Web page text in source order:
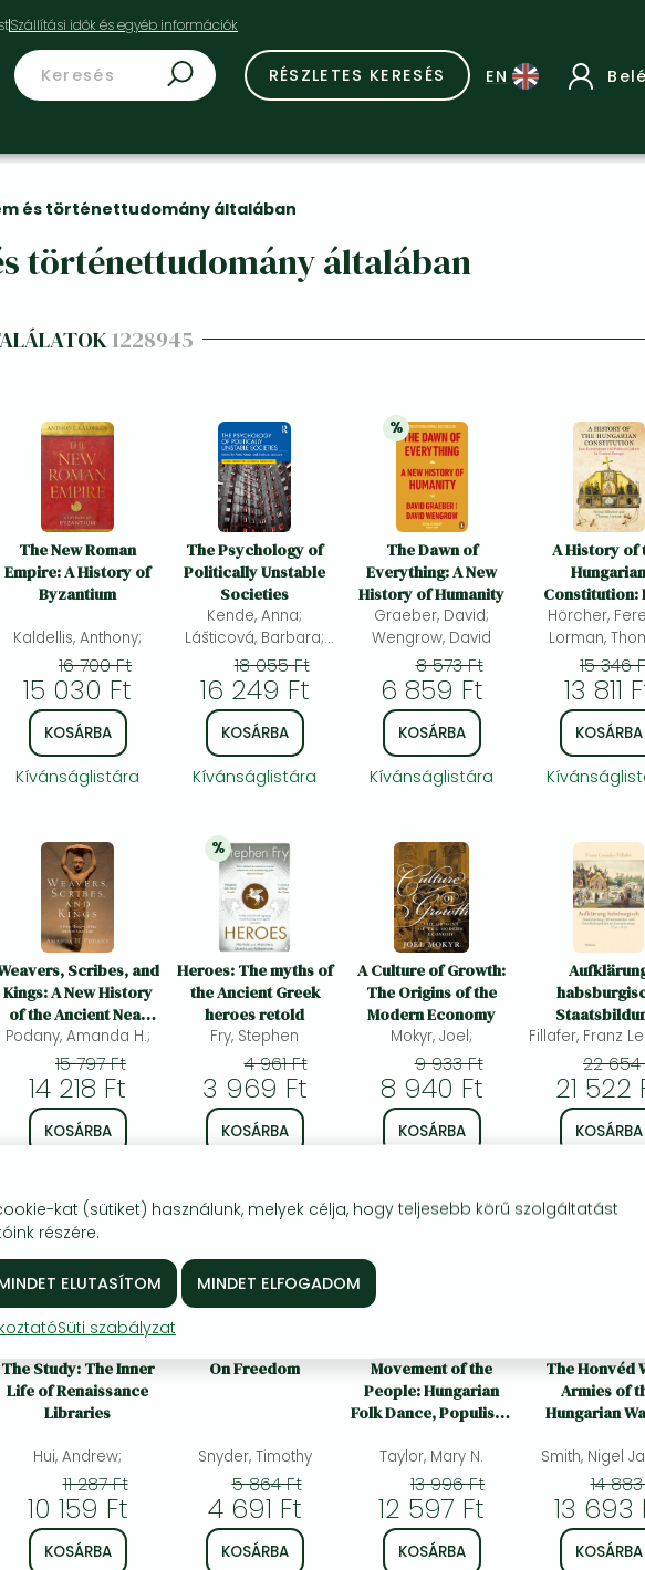
RÉSZLETES KERESÉS
és történettudomány általában
történettudomány általában
1228945
The New Roman
Empire: A History of
Byzantium
Kaldellis, Anthony;
16 700 Ft
15 030 Ft
KOSÁRBA
Kívánságlistára
The Psychology of
Politically Unstable
Societies
Kende, Anna;
Lášticová, Barbara;
(ed.)
18 055 Ft
16 249 Ft
KOSÁRBA
Kívánságlistára
20%
% kedvezmény
The Dawn of
Everything: A New
History of Humanity
Graeber, David;
Wengrow, David
8 573 Ft
6 859 Ft
KOSÁRBA
Kívánságlistára
A History of
Hungarian
Constitution:
Government
Political
Central
Hörcher,
Lorman,
15 346
13 811
KOSÁRBA
Scribes, and
Kings: A New History
of the Ancient Near
East
Podany, Amanda H.;
15 797 Ft
14 218 Ft
KOSÁRBA
20%
% kedvezmény
Heroes: The myths of
the Ancient Greek
heroes retold
Fry, Stephen
4 961 Ft
3 969 Ft
KOSÁRBA
A Culture of Growth:
The Origins of the
Modern Economy
Mokyr, Joel;
9 933 Ft
8 940 Ft
KOSÁRBA
Zentraleuropa
1850
Fillafer, Franz
22 654
21 522
KOSÁRBA
The Study: The Inner
Life of Renaissance
Libraries
Hui, Andrew;
11 287 Ft
10 159 Ft
KOSÁRBA
On Freedom
Snyder, Timothy
5 864 Ft
4 691 Ft
KOSÁRBA
Movement of the
People: Hungarian
Folk Dance, Populism,
Taylor, Mary N.
13 996 Ft
12 597 Ft
KOSÁRBA
The Honvéd
Armies of
Hungarian
49
Smith, Nigel
14
13 693
KOSÁRBA
kat (sütiket) használunk, melyek célja, hogy teljesebb körű szolgáltatást
részére.
Süti szabályzat